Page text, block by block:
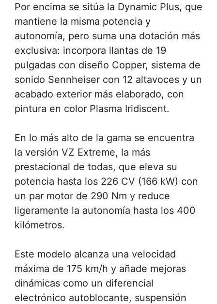
Por encima se sitúa la Dynamic Plus, que
mantiene la misma potencia y
autonomía, pero suma una dotación más
exclusiva: incorpora llantas de 19
pulgadas con diseño Copper, sistema de
sonido Sennheiser con 12 altavoces y un
acabado exterior más elaborado, con
pintura en color Plasma Iridiscent.
En lo más alto de la gama se encuentra
la versión VZ Extreme, la más
prestacional de todas, que eleva su
potencia hasta los 226 CV (166 kW) con
un par motor de 290 Nm y reduce
ligeramente la autonomía hasta los 400
kilómetros.
Este modelo alcanza una velocidad
máxima de 175 km/h y añade mejoras
dinámicas como un diferencial
electrónico autoblocante, suspensión